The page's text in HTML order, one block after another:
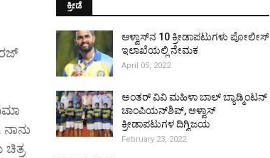
ಚಿತ್ರ
ಕ್ರೀಡೆ
ಆಳ್ವಾಸ್‌ನ 10 ಕ್ರೀಡಾಪಟುಗಳು ಪೋಲೀಸ್
ಇಲಾಖೆಯಲ್ಲಿ ನೇಮಕ
April 05, 2022
ಅಂತರ್ ವಿವಿ ಮಹಿಳಾ ಬಾಲ್ ಬ್ಯಾಡ್ಮಿಂಟನ್
ಚಾಂಪಿಯನ್‌ಶಿಪ್, ಆಳ್ವಾಸ್
ಕ್ರೀಡಾಪಟುಗಳ ದಿಗ್ವಿಜಯ
February 23, 2022